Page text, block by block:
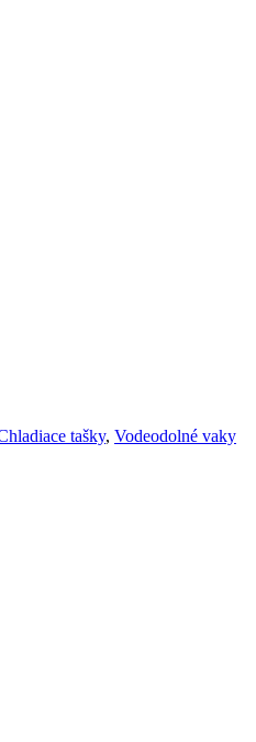
tašky, Vodeodolné vaky